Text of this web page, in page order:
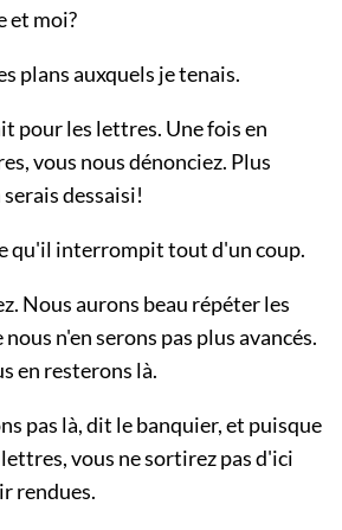
et moi?
plans auxquels je tenais.
pour les lettres. Une fois en
vous nous dénonciez. Plus
dessaisi!
qu'il interrompit tout d'un coup.
Nous aurons beau répéter les
n'en serons pas plus avancés.
en resterons là.
pas là, dit le banquier, et puisque
vous ne sortirez pas d'ici
rendues.